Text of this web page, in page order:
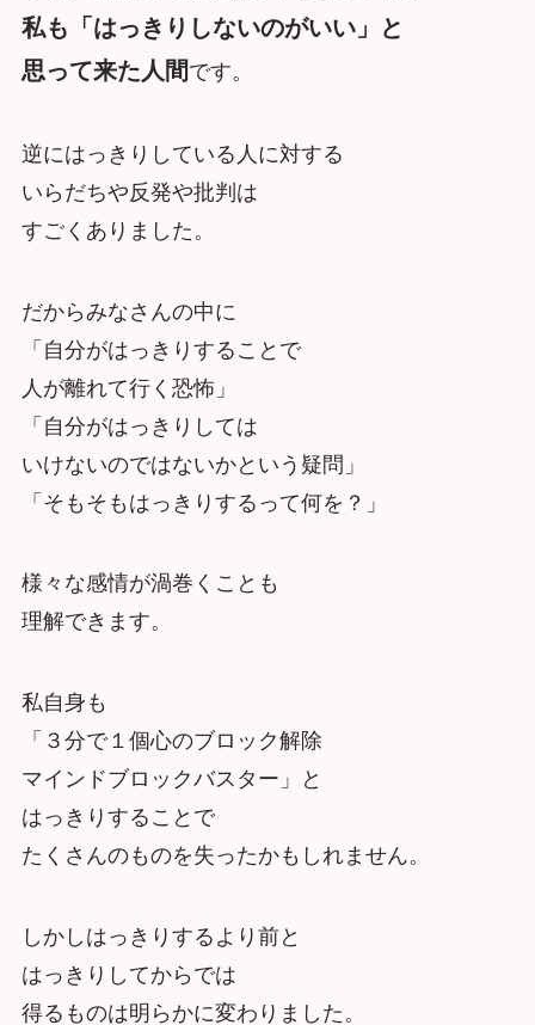
私も「はっきりしないのがいい」と
思って来た人間 です。
逆にはっきりしている人に対する
いらだちや反発や批判は
すごくありました。
だからみなさんの中に
「自分がはっきりすることで
人が離れて行く恐怖」
「自分がはっきりしては
いけないのではないかという疑問」
「そもそもはっきりするって何を？」
様々な感情が渦巻くことも
理解できます。
私自身も
「３分で１個心のブロック解除
マインドブロックバスター」と
はっきりすることで
たくさんのものを失ったかもしれません。
しかしはっきりするより前と
はっきりしてからでは
得るものは明らかに変わりました。